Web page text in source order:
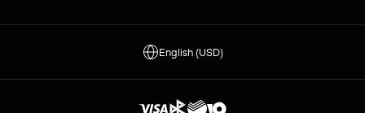
English (USD)